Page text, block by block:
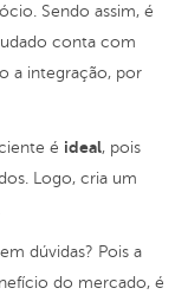
Sendo assim, é
conta com
a integração, por
é ideal, pois
Logo, cria um
dúvidas? Pois a
do mercado, é